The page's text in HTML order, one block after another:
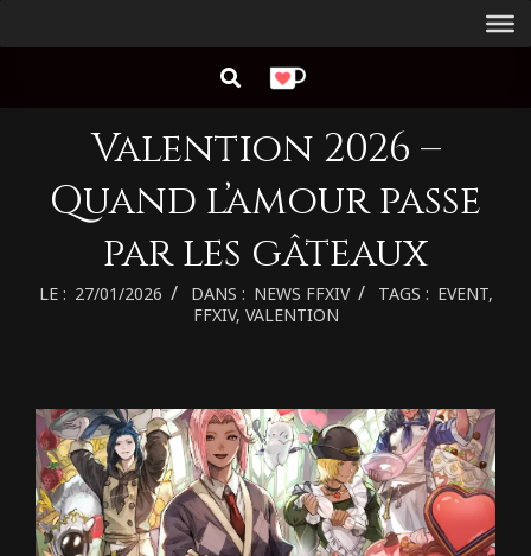
au
de
RECHERCHER
Valention 2026 –
Quand l’amour passe
par les gâteaux
LE : 27/01/2026 DANS : NEWS FFXIV TAGS : EVENT,
FFXIV, VALENTION